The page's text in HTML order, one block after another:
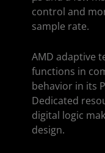
control and
sample rate.
AMD adaptive
functions in
behavior in its
Dedicated
digital logic
design.